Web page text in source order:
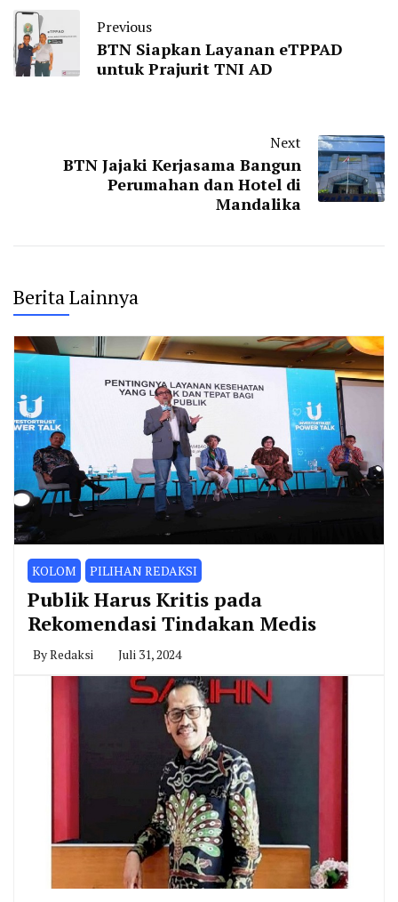
Previous
BTN Siapkan Layanan eTPPAD
untuk Prajurit TNI AD
Next
BTN Jajaki Kerjasama Bangun
Perumahan dan Hotel di
Mandalika
Berita Lainnya
KOLOM PILIHAN REDAKSI
Publik Harus Kritis pada
Rekomendasi Tindakan Medis
ByRedaksi Juli 31, 2024